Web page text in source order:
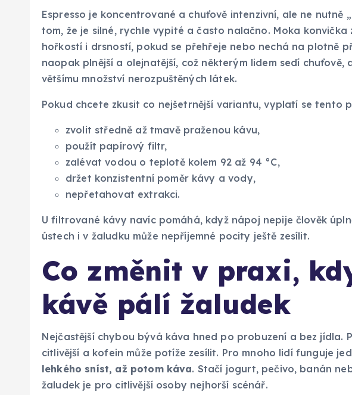
Espresso je koncentrované a chuťově intenzivní, ale ne nutně
tom, že je silné, rychle vypité a často nalačno. Moka
hořkostí i drsností, pokud se přehřeje nebo nechá na plotně
naopak plnější a olejnatější, což některým lidem sedí chuťově,
většímu množství nerozpuštěných látek.
Pokud chcete zkusit co nejšetrnější variantu, vyplatí se tento
zvolit středně až tmavě praženou kávu,
použít papírový filtr,
zalévat vodou o teplotě kolem 92 až 94 °C,
držet konzistentní poměr kávy a vody,
nepřetahovat extrakci.
U filtrované kávy navíc pomáhá, když nápoj nepije člověk
ústech i v žaludku může nepříjemné pocity ještě zesílit.
Co změnit v praxi,
kávě pálí žaludek
Nejčastější chybou bývá káva hned po probuzení a bez jídla.
citlivější a kofein může potíže zesílit. Pro mnoho lidí funguje
lehkého sníst, až potom káva. Stačí jogurt, pečivo, banán
žaludek je pro citlivější osoby nejhorší scénář.